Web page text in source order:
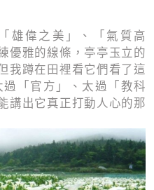
雄偉之美」、「氣質高
優雅的線條，亭亭玉立的
我蹲在田裡看它們看了這
「官方」、太過「教科
講出它真正打動人心的那